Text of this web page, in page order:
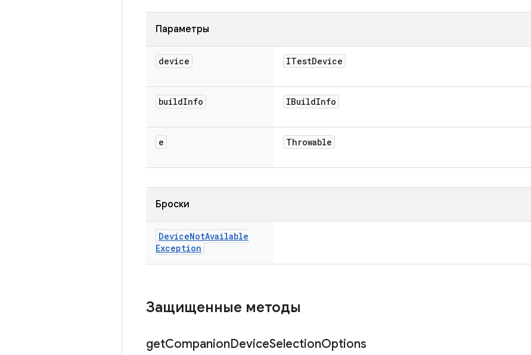
Параметры
device ITestDevice
buildInfo IBuildInfo
e Throwable
Броски
DeviceNotAvailable
Exception
Защищенные методы
getCompanionDeviceSelectionOptions